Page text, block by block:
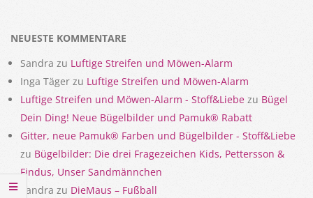
NEUESTE KOMMENTARE
Sandra zu Luftige Streifen und Möwen-Alarm
Inga Täger zu Luftige Streifen und Möwen-Alarm
Luftige Streifen und Möwen-Alarm - Stoff&Liebe zu Bügel
Dein Ding! Neue Bügelbilder und Pamuk® Rabatt
Gitter, neue Pamuk® Farben und Bügelbilder - Stoff&Liebe
zu Bügelbilder: Die drei Fragezeichen Kids, Pettersson &
Findus, Unser Sandmännchen
Sandra zu DieMaus – Fußball